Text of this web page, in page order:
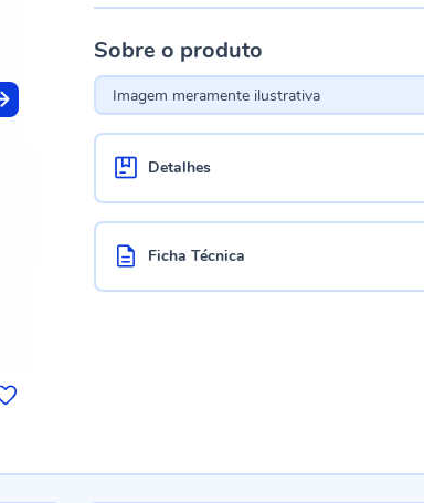
Sobre o produto
Imagem meramente ilustrativa
Detalhes
Ficha Técnica